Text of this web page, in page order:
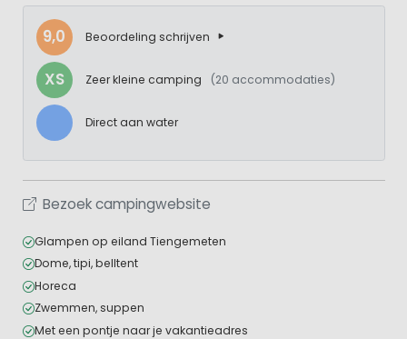
9,0 Beoordeling schrijven
XS Zeer kleine camping (20 accommodaties)
Direct aan water
Bezoek campingwebsite
Glampen op eiland Tiengemeten
Dome, tipi, belltent
Horeca
Zwemmen, suppen
Met een pontje naar je vakantieadres